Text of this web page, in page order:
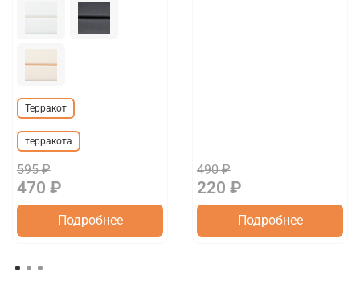
Терракот
терракота
595 ₽
470 ₽
Подробнее
490 ₽
220 ₽
Подробнее